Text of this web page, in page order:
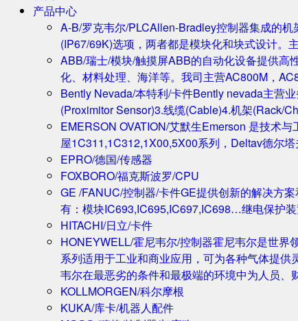
产品中心
A-B/罗克韦尔/PLCAllen-Bradley控制器集成的机
(IP67/69K)选项，两者都是模块化和块式设计。
ABB/瑞士/模块/触摸屏ABB的自动化设备提供高
化、材料处理、海洋等。我司主营AC800M，
Bently Nevada/本特利/卡件Bently nevada主营
(Proximitor Sensor)3.线缆(Cable)4.机架(Rack/
EMERSON OVATION/艾默生Emerson 是技术
屋1C311,1C312,1X00,5X00系列，Deltav德尔
EPRO/德国/传感器
FOXBORO/福克斯波罗/CPU
GE /FANUC/控制器/卡件GE提供创新的解决方
有：模块IC693,IC695,IC697,IC698…继电保护
HITACHI/日立/卡件
HONEYWELL/霍尼韦尔/控制器霍尼韦尔是世界
系列适用于工业和商业应用，可为各种气体提
韦尔在最恶劣的条件和最极端的环境中为人员、
KOLLMORGEN/科尔摩根
KUKA/库卡/机器人配件